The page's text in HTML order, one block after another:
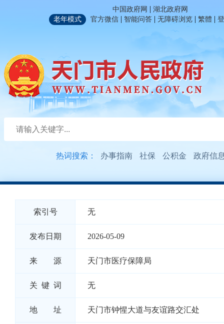
中国政府网 | 湖北政府网
老年模式
官方微信 | 智能问答 | 无障碍浏览 | 繁體 |
热词搜索： 办事指南 社保 公积金 政府信
索引号 无
发布日期 2026-05-09
来 源 天门市医疗保障局
关 键 词 无
地 址 天门市钟惺大道与友谊路交汇处